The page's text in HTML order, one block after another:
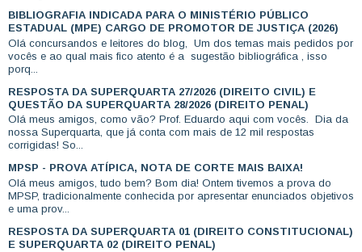
BIBLIOGRAFIA INDICADA PARA O MINISTÉRIO PÚBLICO
ESTADUAL (MPE) CARGO DE PROMOTOR DE JUSTIÇA (2026)
Olá concursandos e leitores do blog, Um dos temas mais pedidos por
vocês e ao qual mais fico atento é a sugestão bibliográfica , isso
porq...
RESPOSTA DA SUPERQUARTA 27/2026 (DIREITO CIVIL) E
QUESTÃO DA SUPERQUARTA 28/2026 (DIREITO PENAL)
Olá meus amigos, como vão? Prof. Eduardo aqui com vocês. Dia da
nossa Superquarta, que já conta com mais de 12 mil respostas
corrigidas! So...
MPSP - PROVA ATÍPICA, NOTA DE CORTE MAIS BAIXA!
Olá meus amigos, tudo bem? Bom dia! Ontem tivemos a prova do
MPSP, tradicionalmente conhecida por apresentar enunciados objetivos
e uma prov...
RESPOSTA DA SUPERQUARTA 01 (DIREITO CONSTITUCIONAL)
E SUPERQUARTA 02 (DIREITO PENAL)